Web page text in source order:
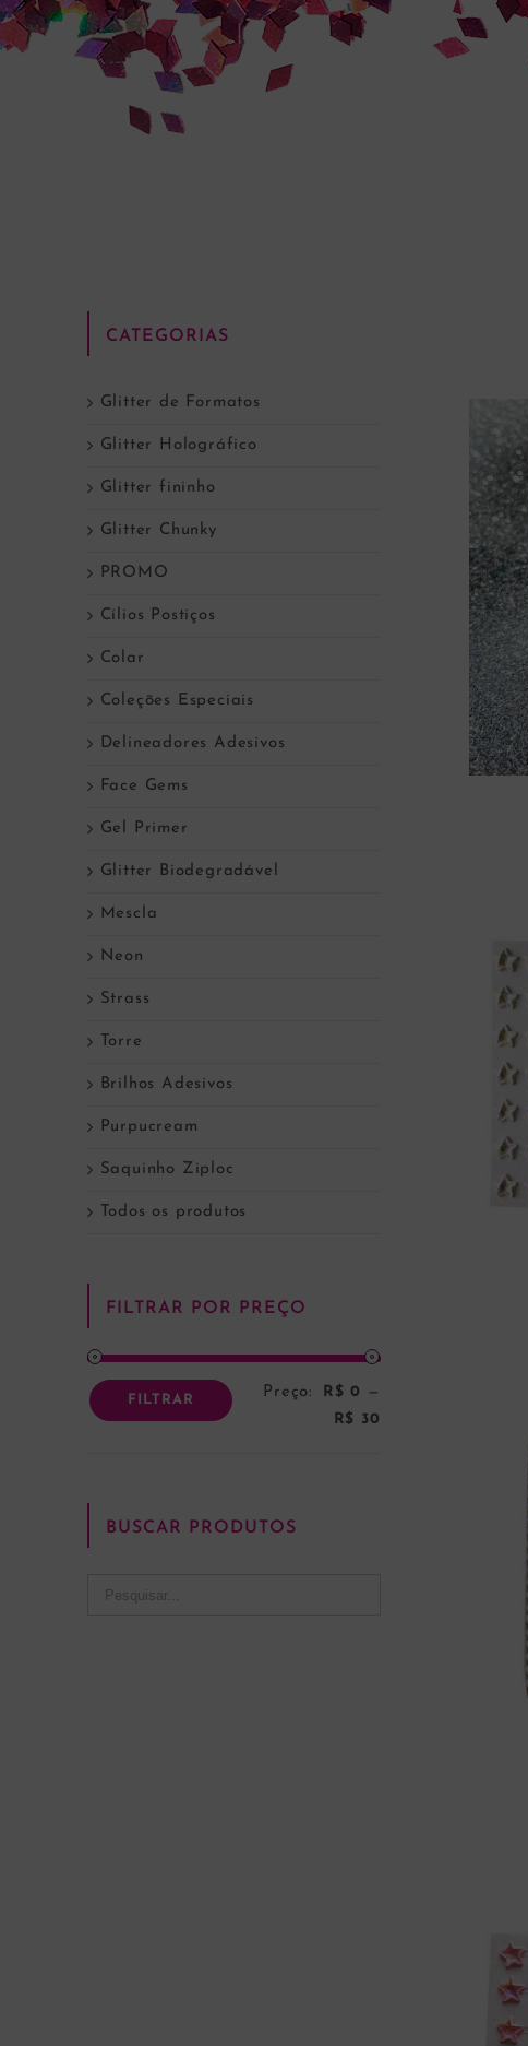
CATEGORIAS
Glitter de Formatos
Glitter Holográfico
Glitter fininho
Glitter Chunky
PROMO
Cílios Postiços
Colar
Coleções Especiais
Delineadores Adesivos
Face Gems
Gel Primer
Glitter Biodegradável
Mescla
Neon
Strass
Torre
Brilhos Adesivos
Purpucream
Saquinho Ziploc
Todos os produtos
FILTRAR POR PREÇO
FILTRAR Preço: R$ 0
—
R$ 30
BUSCAR PRODUTOS